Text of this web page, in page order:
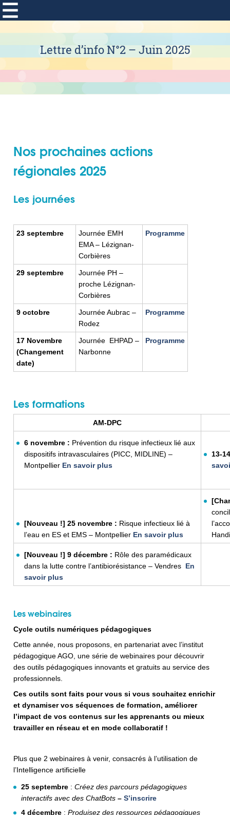
Lettre d’info N°2 – Juin 2025
Nos prochaines actions
régionales 2025
Les journées
23 septembre
Journée EMH
EMA – Lézignan-
Corbières
Programme
29 septembre
Journée PH –
proche Lézignan-
Corbières
9 octobre
Journée Aubrac –
Rodez
Programme
17 Novembre
(Changement
date)
Journée EHPAD –
Narbonne
Programme
Les formations
AM-DPC
6 novembre : Prévention du risque infectieux lié aux
dispositifs intravasculaires (PICC, MIDLINE) –
Montpellier En savoir plus
13-
[Nouveau !] 25 novembre : Risque infectieux lié à
l’eau en ES et EMS – Montpellier En savoir plus
[Nouveau !] 9 décembre : Rôle des paramédicaux
dans la lutte contre l’antibiorésistance – Vendres En
savoir plus
Les webinaires
Cycle outils numériques pédagogiques
Cette année, nous proposons, en partenariat avec l’institut
pédagogique AGO, une série de webinaires pour découvrir
des outils pédagogiques innovants et gratuits au service des
professionnels.
Ces outils sont faits pour vous si vous souhaitez enrichir
et dynamiser vos séquences de formation, améliorer
l’impact de vos contenus sur les apprenants ou mieux
travailler en réseau et en mode collaboratif !
Plus que 2 webinaires à venir, consacrés à l’utilisation de
l’Intelligence artificielle
25 septembre :Créez des parcours pédagogiques
interactifs avec des ChatBots–S’inscrire
4 décembre :Produisez des ressources pédagogiques